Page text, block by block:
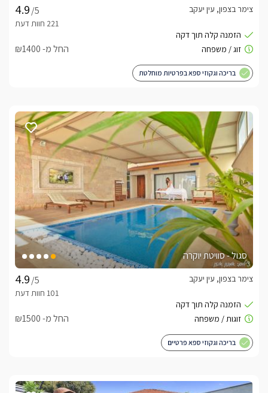
/5
צימר בצפון, עין יעקב
החל מ- ₪1400
בריכה וגקוזי ספא בפרטיות מוחלטת
סגול - סוויטת יוקרה
/5
צימר בצפון, עין יעקב
החל מ- ₪1500
בריכה וגקוזי ספא פרטיים